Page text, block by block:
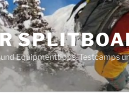
Equipmenttipps, Testcamps